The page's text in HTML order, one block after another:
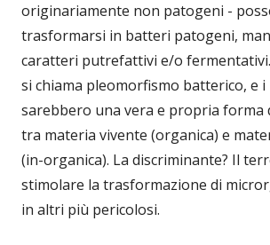
originariamente non patogeni -
trasformarsi in batteri patogeni,
caratteri putrefattivi e/o
si chiama pleomorfismo batterico, e i
sarebbero una vera e propria forma
tra materia vivente (organica) e
(in-organica). La discriminante? Il
stimolare la trasformazione di
in altri più pericolosi.